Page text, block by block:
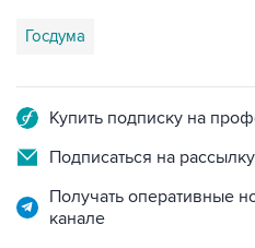
Госдума
Купить подписку на
Подписаться на
Получать оперативные
канале